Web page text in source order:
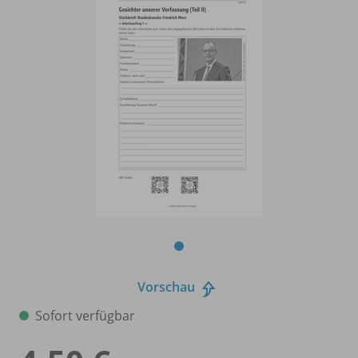
Vorschau
Sofort verfügbar